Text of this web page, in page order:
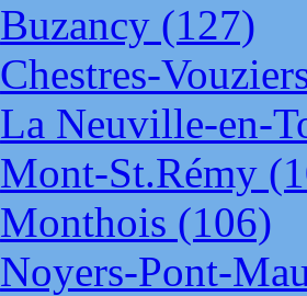
Buzancy (127)
Chestres-
La Neuville-en-
Mont-St.Rémy
Monthois (106)
Noyers-Pont-